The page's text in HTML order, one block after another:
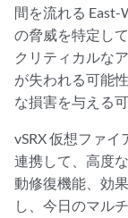
間を流れる East-
の脅威を特定し
クリティカルな
が失われる可能
な損害を与える
vSRX 仮想ファ
連携して、高度
動修復機能、効
し、今日のマル